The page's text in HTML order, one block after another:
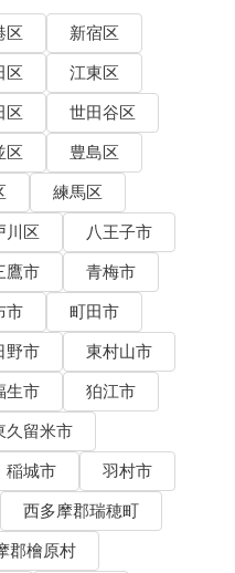
区
新宿区
区
江東区
区
世田谷区
区
豊島区
練馬区
川区
八王子市
鷹市
青梅市
市
町田市
野市
東村山市
生市
狛江市
久留米市
稲城市
羽村市
西多摩郡瑞穂町
郡檜原村